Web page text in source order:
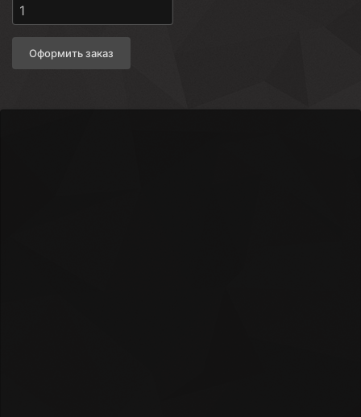
Оформить заказ